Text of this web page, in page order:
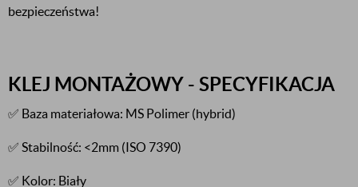
bezpieczeństwa!
KLEJ MONTAŻOWY - SPECYFIKACJA
✅ Baza materiałowa: MS Polimer (hybrid)
✅ Stabilność: <2mm (ISO 7390)
✅ Kolor: Biały